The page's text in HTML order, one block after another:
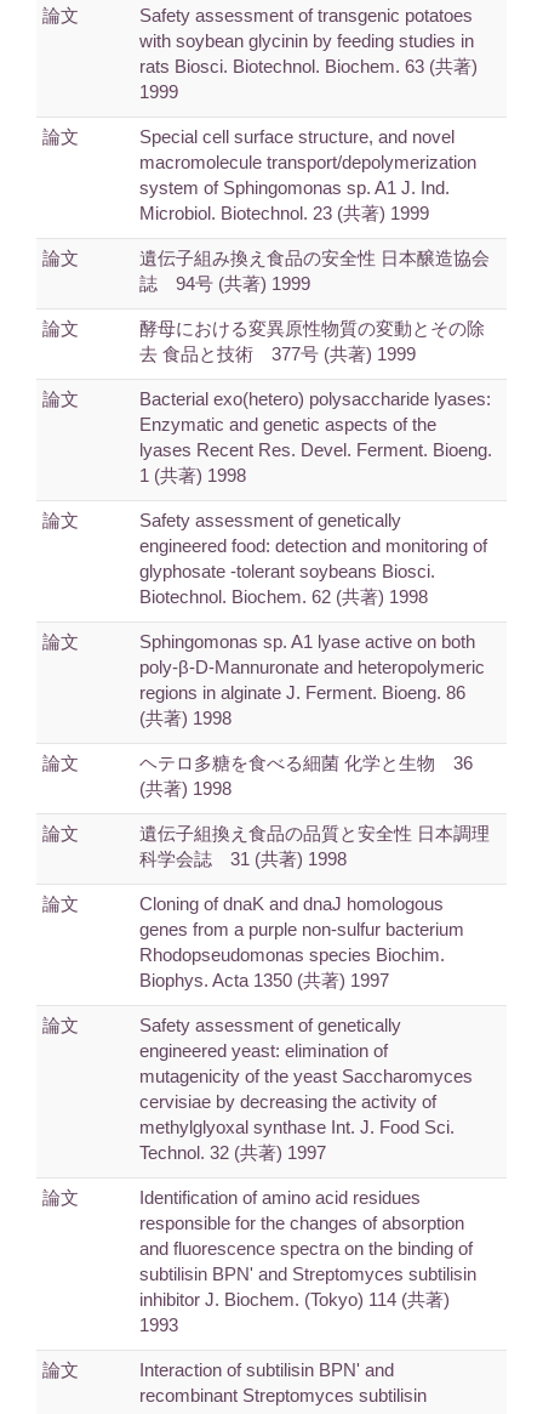
論文
Safety assessment of transgenic potatoes
with soybean glycinin by feeding studies in
rats Biosci. Biotechnol. Biochem. 63 (共著)
1999
論文
Special cell surface structure, and novel
macromolecule transport/depolymerization
system of Sphingomonas sp. A1 J. Ind.
Microbiol. Biotechnol. 23 (共著) 1999
論文
遺伝子組み換え食品の安全性 日本醸造協会
誌 94号 (共著) 1999
論文
酵母における変異原性物質の変動とその除
去 食品と技術 377号 (共著) 1999
論文
Bacterial exo(hetero) polysaccharide lyases:
Enzymatic and genetic aspects of the
lyases Recent Res. Devel. Ferment. Bioeng.
1 (共著) 1998
論文
Safety assessment of genetically
engineered food: detection and monitoring of
glyphosate -tolerant soybeans Biosci.
Biotechnol. Biochem. 62 (共著) 1998
論文
Sphingomonas sp. A1 lyase active on both
poly-β-D-Mannuronate and heteropolymeric
regions in alginate J. Ferment. Bioeng. 86
(共著) 1998
論文
ヘテロ多糖を食べる細菌 化学と生物 36
(共著) 1998
論文
遺伝子組換え食品の品質と安全性 日本調理
科学会誌 31 (共著) 1998
論文
Cloning of dnaK and dnaJ homologous
genes from a purple non-sulfur bacterium
Rhodopseudomonas species Biochim.
Biophys. Acta 1350 (共著) 1997
論文
Safety assessment of genetically
engineered yeast: elimination of
mutagenicity of the yeast Saccharomyces
cervisiae by decreasing the activity of
methylglyoxal synthase Int. J. Food Sci.
Technol. 32 (共著) 1997
論文
Identification of amino acid residues
responsible for the changes of absorption
and fluorescence spectra on the binding of
subtilisin BPN' and Streptomyces subtilisin
inhibitor J. Biochem. (Tokyo) 114 (共著)
1993
論文
Interaction of subtilisin BPN' and
recombinant Streptomyces subtilisin